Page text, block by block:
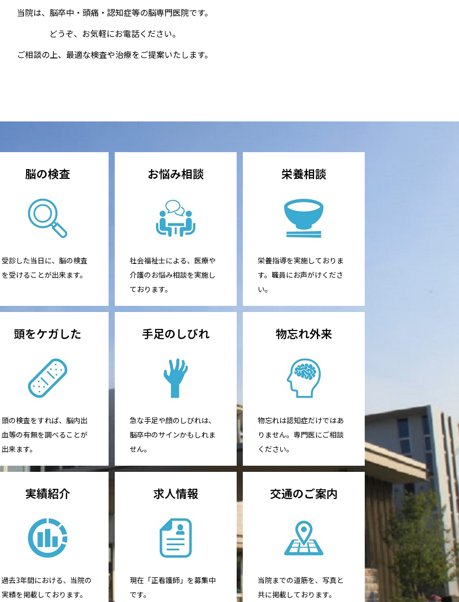
当院は、脳卒中・頭痛・認知症等の脳専門医院です。
どうぞ、お気軽にお電話ください。
ご相談の上、最適な検査や治療をご提案いたします。
脳の検査
受診した当日に、脳の検査
を受けることが出来ます。
お悩み相談
社会福祉士による、医療や
介護のお悩み相談を実施し
ております。
栄養相談
栄養指導を実施しておりま
す。職員にお声がけくださ
い。
頭をケガした
頭の検査をすれば、脳内出
血等の有無を調べることが
出来ます。
手足のしびれ
急な手足や顔のしびれは、
脳卒中のサインかもしれま
せん。
物忘れ外来
物忘れは認知症だけではあ
りません。専門医にご相談
ください。
実績紹介
過去3年間における、当院の
実績を掲載しております。
求人情報
現在「正看護師」を募集中
です。
交通のご案内
当院までの道筋を、写真と
共に掲載しております。